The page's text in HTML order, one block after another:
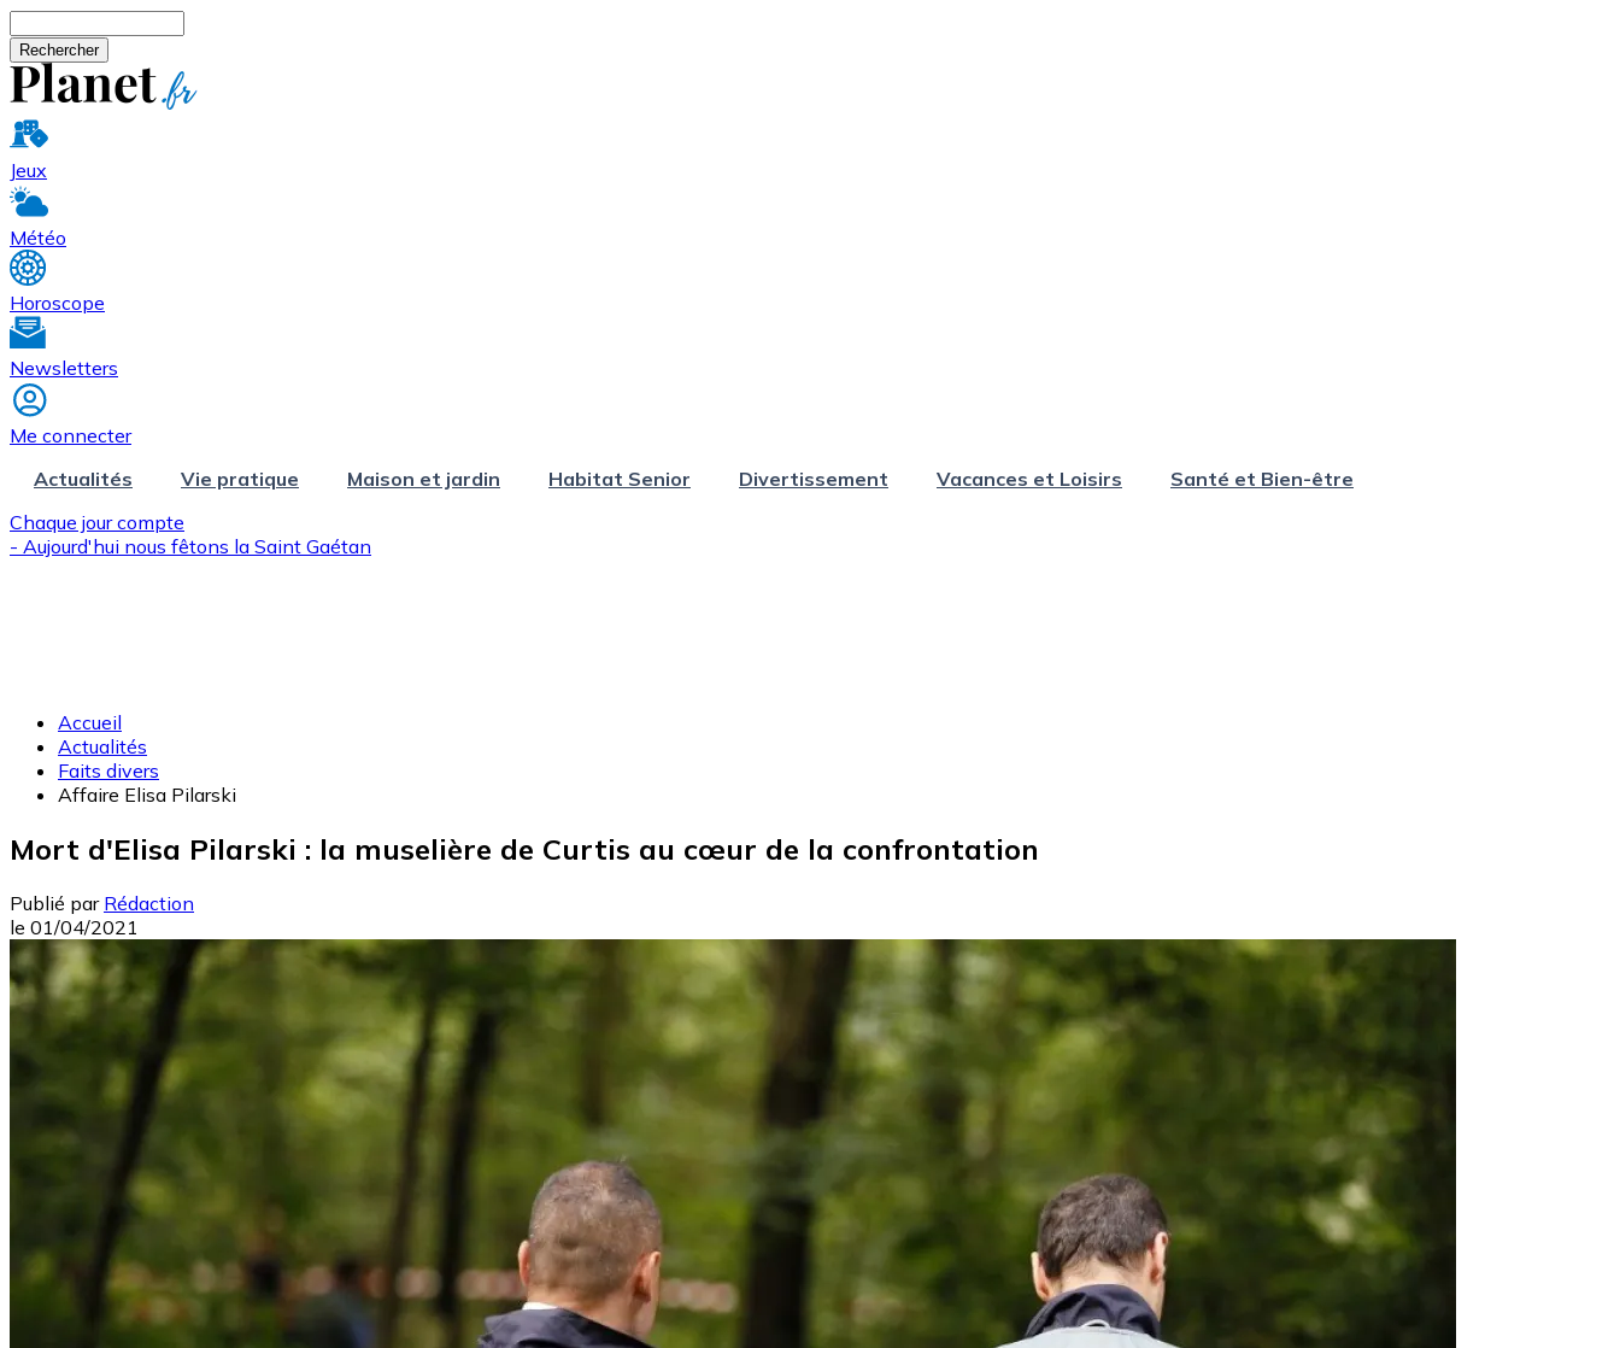
Jeux
Météo
Horoscope
Newsletters
Me connecter
Actualités
Vie pratique Maison et jardin Habitat Senior Divertissement Vacances et Loisirs
Santé et Bien-être
Chaque jour compte
- Aujourd'hui nous fêtons la Saint Gaétan
Accueil
Actualités
Faits divers
Affaire Elisa Pilarski
Mort d'Elisa Pilarski : la muselière de Curtis au cœur de la confrontation
Publié par Rédaction
le 01/04/2021